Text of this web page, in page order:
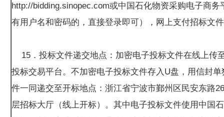
http://bidding.sinopec.com或中国石化物资采购电子商
有用户名和密码的，直接登录即可），网上支付招标文
15．投标文件递交地点：加密电子投标文件在线上传
投标交易平台。不加密电子投标文件存入U盘，用信封
件一同递交至开标地点：浙江省宁波市鄞州区民安东路
层招标大厅（线上开标）。其中电子投标文件使用中国